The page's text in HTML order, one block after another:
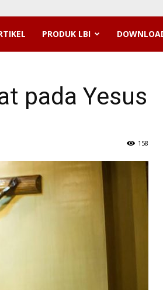
PRODUK LBI
pada Yesus
158